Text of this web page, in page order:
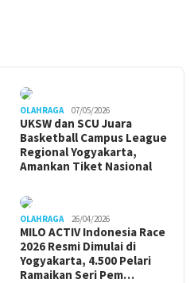
OLAHRAGA 07/05/2026
UKSW dan SCU Juara
Basketball Campus League
Regional Yogyakarta,
Amankan Tiket Nasional
OLAHRAGA 26/04/2026
MILO ACTIV Indonesia Race
2026 Resmi Dimulai di
Yogyakarta, 4.500 Pelari
Ramaikan Seri Pem…